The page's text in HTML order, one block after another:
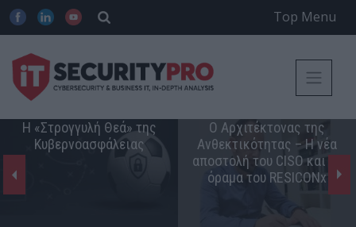
Top Menu
Η «Στρογγυλή Θεά» της
Κυβερνοασφάλειας
Ο Αρχιτέκτονας της
Ανθεκτικότητας – Η νέα
αποστολή του CISO και το
όραμα του RESICONx